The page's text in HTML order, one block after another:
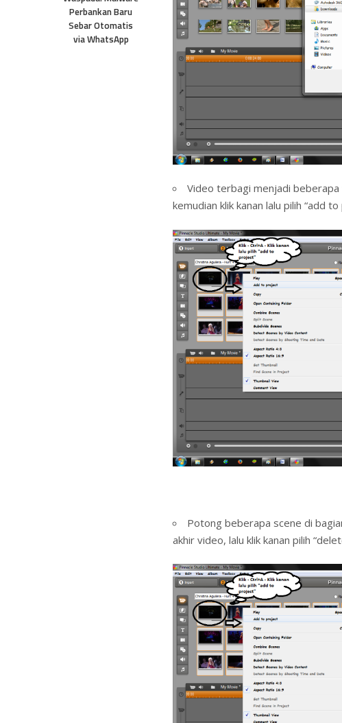
Perbankan Baru
Sebar Otomatis
via WhatsApp
Video terbagi menjadi beberapa
kemudian klik kanan lalu pilih “add
Potong beberapa scene di
akhir video, lalu klik kanan pilih